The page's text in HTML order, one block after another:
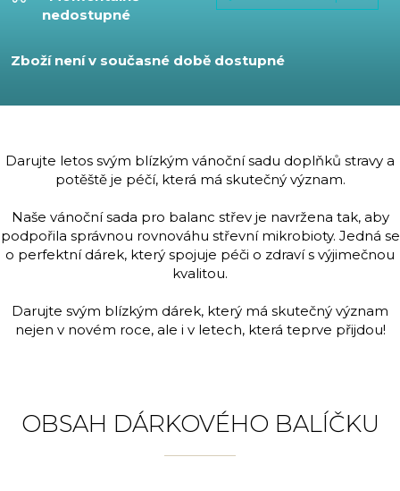
nedostupné
Zboží není v současné době dostupné
Darujte letos svým blízkým vánoční sadu doplňků stravy a
potěště je péčí, která má skutečný význam.
Naše vánoční sada pro balanc střev je navržena tak, aby
podpořila správnou rovnováhu střevní mikrobioty. Jedná se
o perfektní dárek, který spojuje péči o zdraví s výjimečnou
kvalitou.
Darujte svým blízkým dárek, který má skutečný význam
nejen v novém roce, ale i v letech, která teprve přijdou!
OBSAH DÁRKOVÉHO BALÍČKU